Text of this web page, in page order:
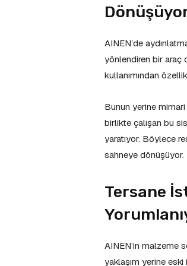
AINEN’de
yönlendiren bir araç
kullanımından
Bunun yerine
birlikte çalışan bu
yaratıyor. Böylece
sahneye dönüşüyor.
Tersane
AINEN’in malzeme
yaklaşım yerine